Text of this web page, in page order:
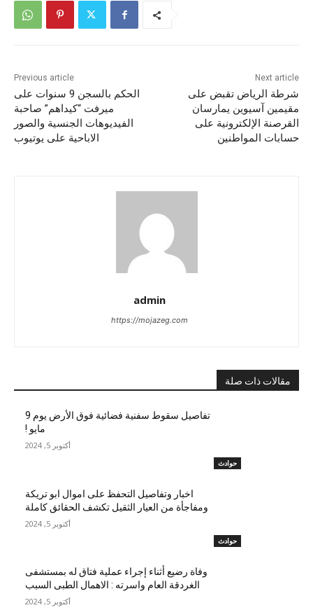
Previous article
الحكم بالسجن 9 سنوات على
ميرفت “كيداهم” صاحبة
الفيديوهات الجنسية والصور
الاباحية على يوتيوب
Next article
شرطة الرياض تقبض على
مقيمين آسيوين يمارسان
القرصنة الإلكترونية على
حسابات المواطنين
admin
https://mojazeg.com
مقالات ذات صلة
حوادث
تفاصيل سقوط سفنية فضائية فوق الأرض يوم 9
مايو !
أكتوبر 5, 2024
حوادث
اخبار وتفاصيل التحفظ على اموال ابو تريكة
ومفاجأة من العيار الثقيل تكشف الحقائق كاملة
أكتوبر 5, 2024
وفاة رضيع أثناء إجراء عملية فتاق له بمستشفى
الغردقة العام واسرته : الاهمال الطبى السبب
أكتوبر 5, 2024